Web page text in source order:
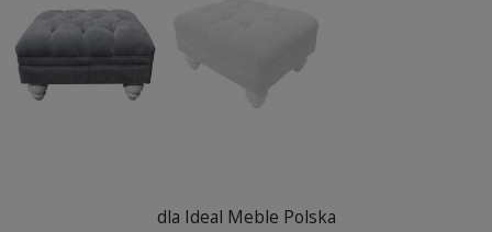
dla Ideal Meble Polska